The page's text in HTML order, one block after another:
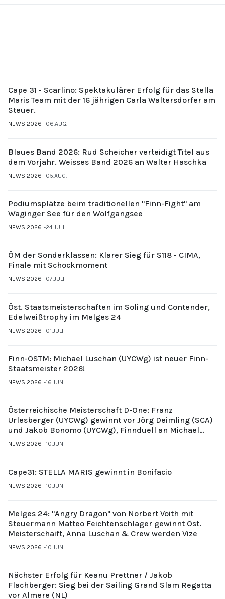
Cape 31 - Scarlino: Spektakulärer Erfolg für das Stella
Maris Team mit der 16 jährigen Carla Waltersdorfer am
Steuer.
NEWS 2026 06.AUG.
Blaues Band 2026: Rud Scheicher verteidigt Titel aus
dem Vorjahr. Weisses Band 2026 an Walter Haschka
NEWS 2026 05.AUG.
Podiumsplätze beim traditionellen "Finn-Fight" am
Waginger See für den Wolfgangsee
NEWS 2026 24.JULI
ÖM der Sonderklassen: Klarer Sieg für S118 - CIMA,
Finale mit Schockmoment
NEWS 2026 07.JULI
Öst. Staatsmeisterschaften im Soling und Contender,
Edelweißtrophy im Melges 24
NEWS 2026 01.JULI
Finn-ÖSTM: Michael Luschan (UYCWg) ist neuer Finn-
Staatsmeister 2026!
NEWS 2026 16.JUNI
Österreichische Meisterschaft D-One: Franz
Urlesberger (UYCWg) gewinnt vor Jörg Deimling (SCA)
und Jakob Bonomo (UYCWg), Finnduell an Michael
Gubi (UYCMo)
NEWS 2026 10.JUNI
Cape31: STELLA MARIS gewinnt in Bonifacio
NEWS 2026 10.JUNI
Melges 24: "Angry Dragon" von Norbert Voith mit
Steuermann Matteo Feichtenschlager gewinnt Öst.
Meisterschaift, Anna Luschan & Crew werden Vize
NEWS 2026 10.JUNI
Nächster Erfolg für Keanu Prettner / Jakob
Flachberger: Sieg bei der Sailing Grand Slam Regatta
vor Almere (NL)